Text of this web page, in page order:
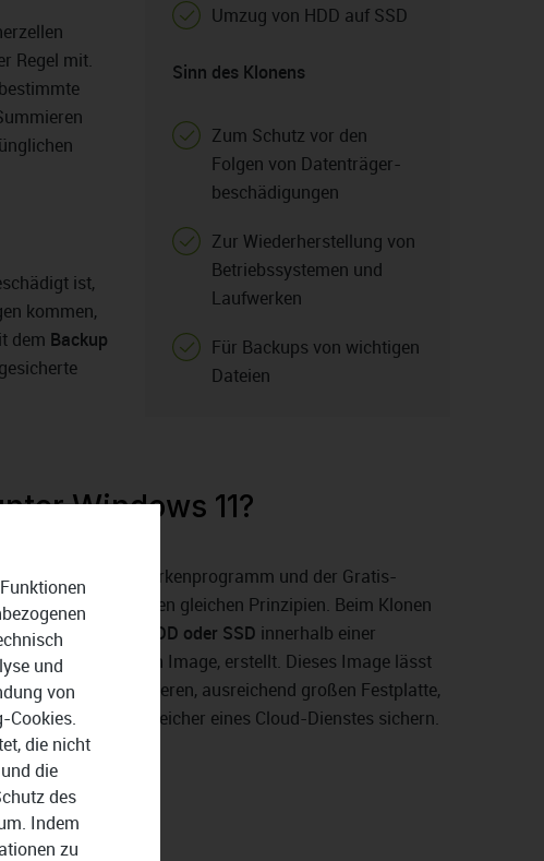
Umzug von HDD auf SSD
Sinn des Klonens
Zum Schutz vor den
Folgen von Datenträger-
beschädigungen
Zur Wiederherstellung von
Betriebssystemen und
Laufwerken
Für Backups von wichtigen
Dateien
Regel mit.
ist,
kommen,
dem Backup
Windows 11?
Varianten – das Markenprogramm und der Gratis-
meist nach den den gleichen Prinzipien. Beim Klonen
1-zu-1-Kopie der HDD oder SSD innerhalb einer
dem sogenannten Image, erstellt. Dieses Image lässt
auf einer anderen, ausreichend großen Festplatte,
oder im Online-Speicher eines Cloud-Dienstes sichern.
und
von
Cookies.
die nicht
die
des
Indem
zu